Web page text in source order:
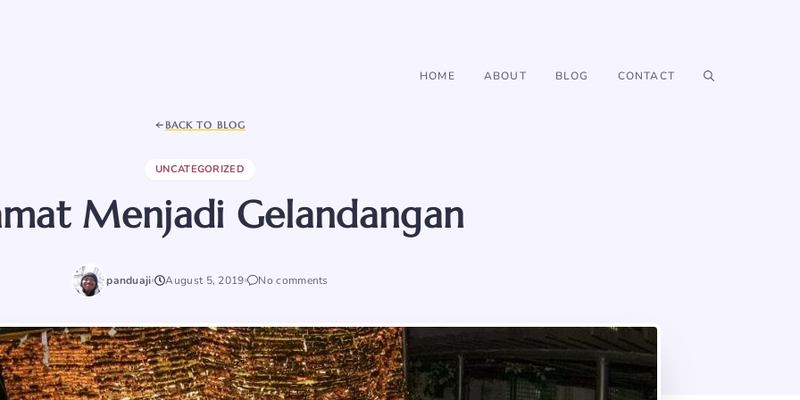
HOME ABOUT BLOG CONTACT
BACK TO BLOG
UNCATEGORIZED
Menjadi Gelandangan
panduaji August 5, 2019 No comments